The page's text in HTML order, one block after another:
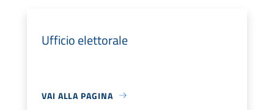
Ufficio elettorale
VAI ALLA PAGINA